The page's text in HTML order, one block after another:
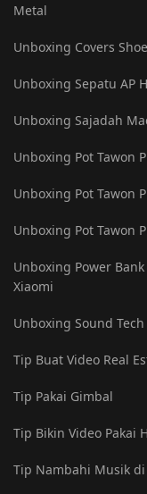
Metal
Unboxing Covers
Unboxing Sepatu AP
Unboxing Sajadah
Unboxing Pot Tawon
Unboxing Pot Tawon
Unboxing Pot Tawon
Unboxing Power
Xiaomi
Unboxing Sound Tech
Tip Buat Video Real
Tip Pakai Gimbal
Tip Bikin Video Pakai
Tip Nambahi Musik di